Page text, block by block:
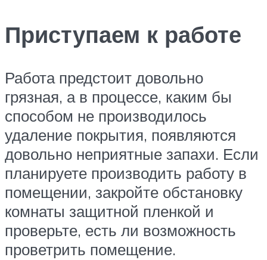
Приступаем к работе
Работа предстоит довольно
грязная, а в процессе, каким бы
способом не производилось
удаление покрытия, появляются
довольно неприятные запахи. Если
планируете производить работу в
помещении, закройте обстановку
комнаты защитной пленкой и
проверьте, есть ли возможность
проветрить помещение.